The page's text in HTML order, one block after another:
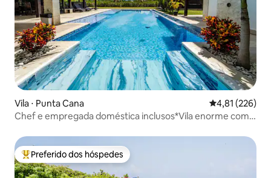
Vila ⋅ Punta Cana 4,81 de uma
4,81 (226)
Chef e empregada doméstica inclusos*Vila enorme com
Entre os melhores preferidos dos hóspedes
Preferido dos hóspedes